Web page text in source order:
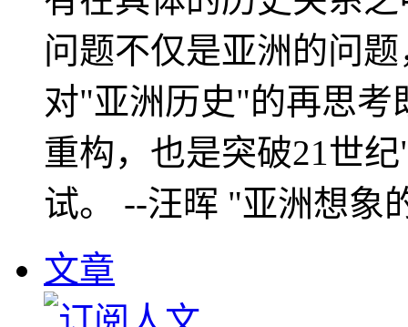
问题不仅是亚洲的问
对"亚洲历史"的再思考
重构，也是突破21世
试。 --汪晖 "亚洲想象
文章